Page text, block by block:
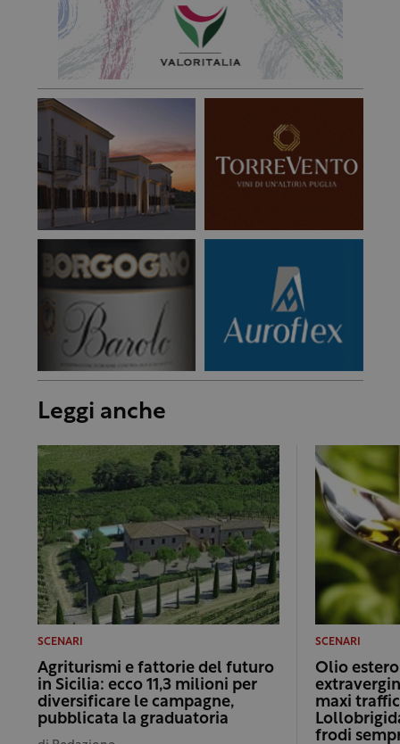
Leggi anche
SCENARI
Agriturismi e fattorie del futuro
in Sicilia: ecco 11,3 milioni per
diversificare le campagne,
pubblicata la graduatoria
SCENARI
Olio
maxi
frodi